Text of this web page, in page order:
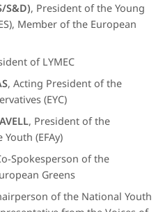
S&D), President of the Young
Member of the European
of LYMEC
, Acting President of the
(EYC)
, President of the
(EFAy)
Spokesperson of the
Greens
of the National Youth